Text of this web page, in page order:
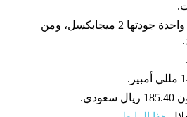
الهاتف جاء بكاميرا خلفية واحدة جودتها 2 ميجابكسل، ومن